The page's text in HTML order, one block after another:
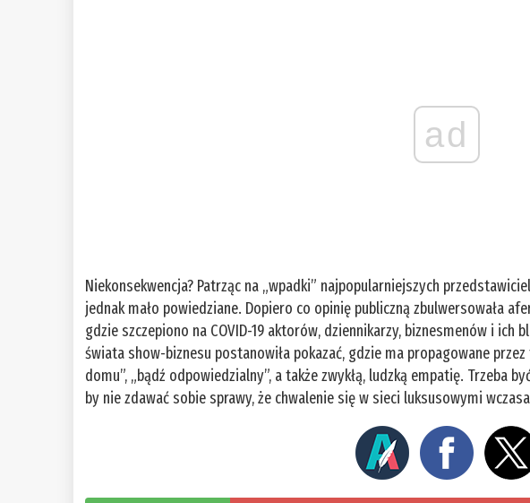
ad
Niekonsekwencja? Patrząc na „wpadki” najpopularniejszych
jednak mało powiedziane. Dopiero co opinię publiczną zbulwersowała
gdzie szczepiono na COVID-19 aktorów, dziennikarzy, biznesmenów i ich
świata show-biznesu postanowiła pokazać, gdzie ma propagowane
domu”, „bądź odpowiedzialny”, a także zwykłą, ludzką empatię. Trzeba
by nie zdawać sobie sprawy, że chwalenie się w sieci luksusowymi